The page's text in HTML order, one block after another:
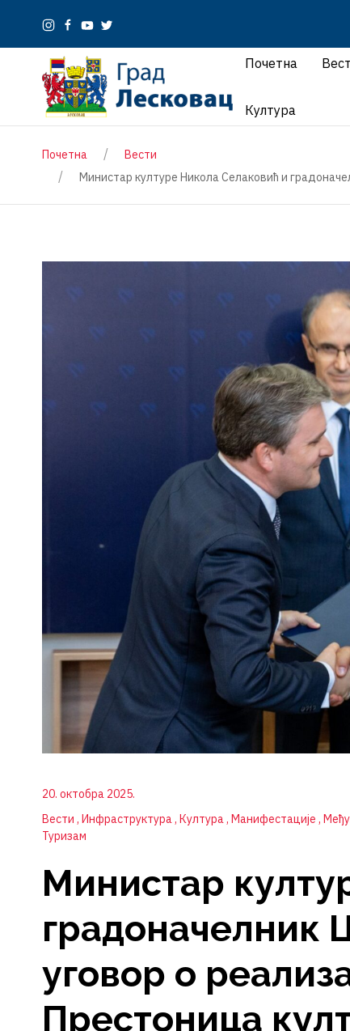
Почетна
Култура
Почетна
Вести
Министар културе Никола Селаковић и
20. октобра 2025.
Вести Инфраструктура Култура Манифестације
Туризам
Министар
градоначелник
уговор о
Престоница